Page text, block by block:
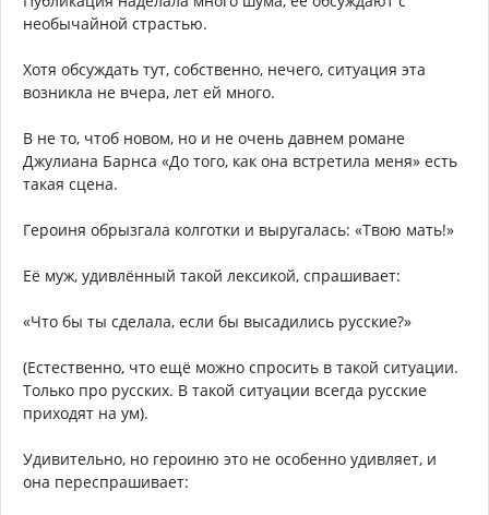
необычайной страстью.
Хотя обсуждать тут, собственно, нечего, ситуация эта
возникла не вчера, лет ей много.
В не то, чтоб новом, но и не очень давнем романе
Джулиана Барнса «До того, как она встретила меня» есть
такая сцена.
Героиня обрызгала колготки и выругалась: «Твою мать!»
Её муж, удивлённый такой лексикой, спрашивает:
«Что бы ты сделала, если бы высадились русские?»
(Естественно, что ещё можно спросить в такой ситуации.
Только про русских. В такой ситуации всегда русские
приходят на ум).
Удивительно, но героиню это не особенно удивляет, и
она переспрашивает: